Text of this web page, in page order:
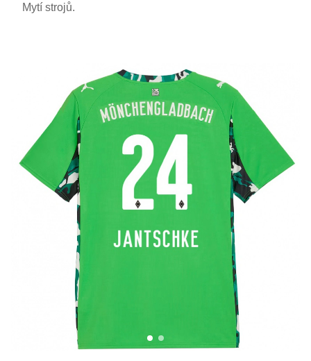
Mytí strojů.